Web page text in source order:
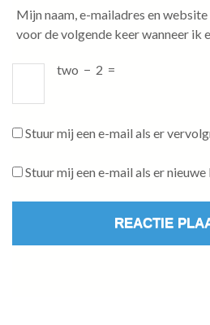
Mijn naam, e-mailadres en
voor de volgende keer wanneer ik
two − 2 =
Stuur mij een e-mail als er
Stuur mij een e-mail als er